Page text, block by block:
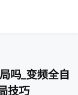
吗_变频全自
技巧